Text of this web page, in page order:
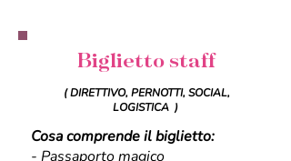
Biglietto staff
( DIRETTIVO, PERNOTTI, SOCIAL,
LOGISTICA )
Cosa comprende il biglietto:
- Passaporto magico